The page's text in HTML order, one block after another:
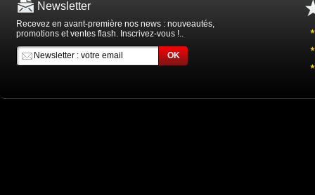
Newsletter
Recevez en avant-première nos news : nouveautés,
promotions et ventes flash. Inscrivez-vous !..